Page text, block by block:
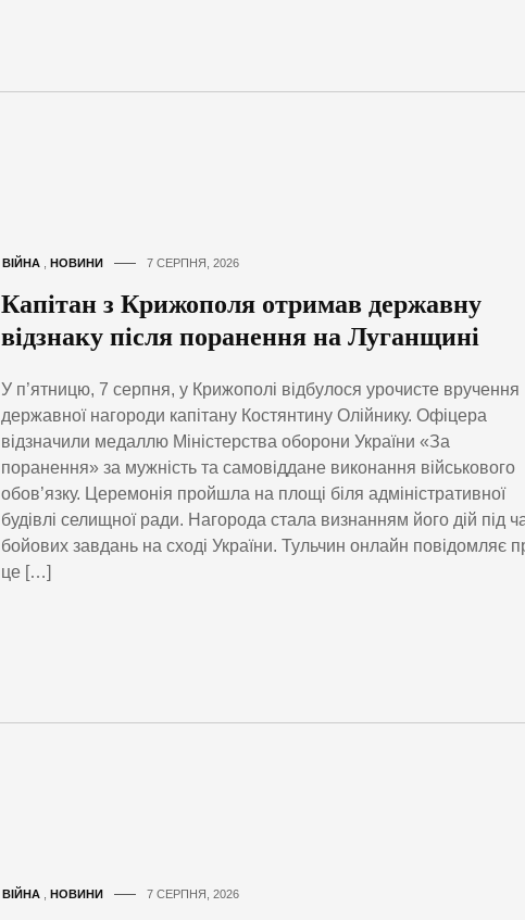
ВІЙНА , НОВИНИ 7 СЕРПНЯ, 2026
Капітан з Крижополя отримав державну
відзнаку після поранення на Луганщині
У п’ятницю, 7 серпня, у Крижополі відбулося урочисте вручення
державної нагороди капітану Костянтину Олійнику. Офіцера
відзначили медаллю Міністерства оборони України «За
поранення» за мужність та самовіддане виконання військового
обов’язку. Церемонія пройшла на площі біля адміністративної
будівлі селищної ради. Нагорода стала визнанням його дій під
бойових завдань на сході України. Тульчин онлайн повідомляє
це […]
ВІЙНА , НОВИНИ 7 СЕРПНЯ, 2026